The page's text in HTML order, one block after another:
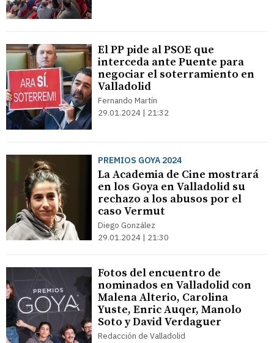
El PP pide al PSOE que
interceda ante Puente para
negociar el soterramiento en
Valladolid
Fernando Martín
29.01.2024 | 21:32
PREMIOS GOYA 2024
La Academia de Cine mostrará
en los Goya en Valladolid su
rechazo a los abusos por el
caso Vermut
Diego González
29.01.2024 | 21:30
Fotos del encuentro de
nominados en Valladolid con
Malena Alterio, Carolina
Yuste, Enric Auqer, Manolo
Soto y David Verdaguer
Redacción de Valladolid